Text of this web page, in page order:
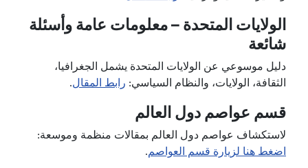
الولايات المتحدة – معلومات عامة وأسئلة
شائعة
دليل موسوعي عن الولايات المتحدة يشمل الجغرافيا،
الثقافة، الولايات، والنظام السياسي: رابط المقال.
قسم عواصم دول العالم
لاستكشاف عواصم دول العالم بمقالات منظمة وموسعة:
اضغط هنا لزيارة قسم العواصم.